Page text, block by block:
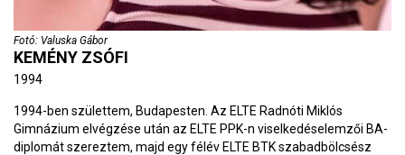
Fotó: Valuska Gábor
KEMÉNY ZSÓFI
1994
1994-ben születtem, Budapesten. Az ELTE Radnóti Miklós
Gimnázium elvégzése után az ELTE PPK-n viselkedéselemzői BA-
diplomát szereztem, majd egy félév ELTE BTK szabadbölcsész